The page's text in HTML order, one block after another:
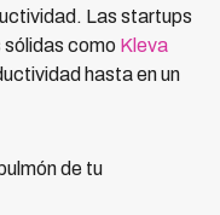
Las startups
sólidas como Kleva
hasta en un
de tu